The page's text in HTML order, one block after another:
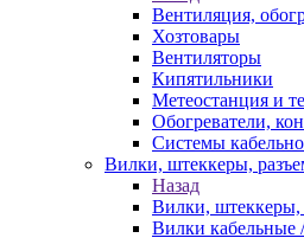
Вентиляция,
Хозтовары
Вентиляторы
Кипятильники
Метеостанция и
Обогреватели,
Системы
Вилки, штеккеры,
Назад
Вилки,
Вилки кабельные